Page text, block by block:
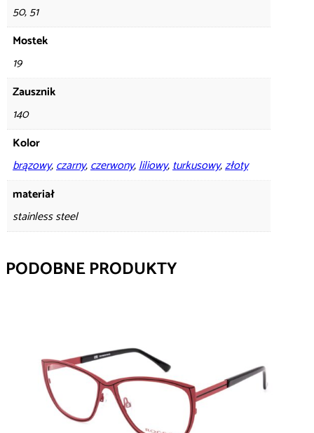
50, 51
Mostek
19
Zausznik
140
Kolor
brązowy,czarny,czerwony,liliowy,turkusowy,złoty
materiał
stainless steel
PODOBNE PRODUKTY